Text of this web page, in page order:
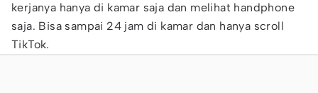
kerjanya hanya di kamar saja dan melihat handphone
saja. Bisa sampai 24 jam di kamar dan hanya scroll
TikTok.